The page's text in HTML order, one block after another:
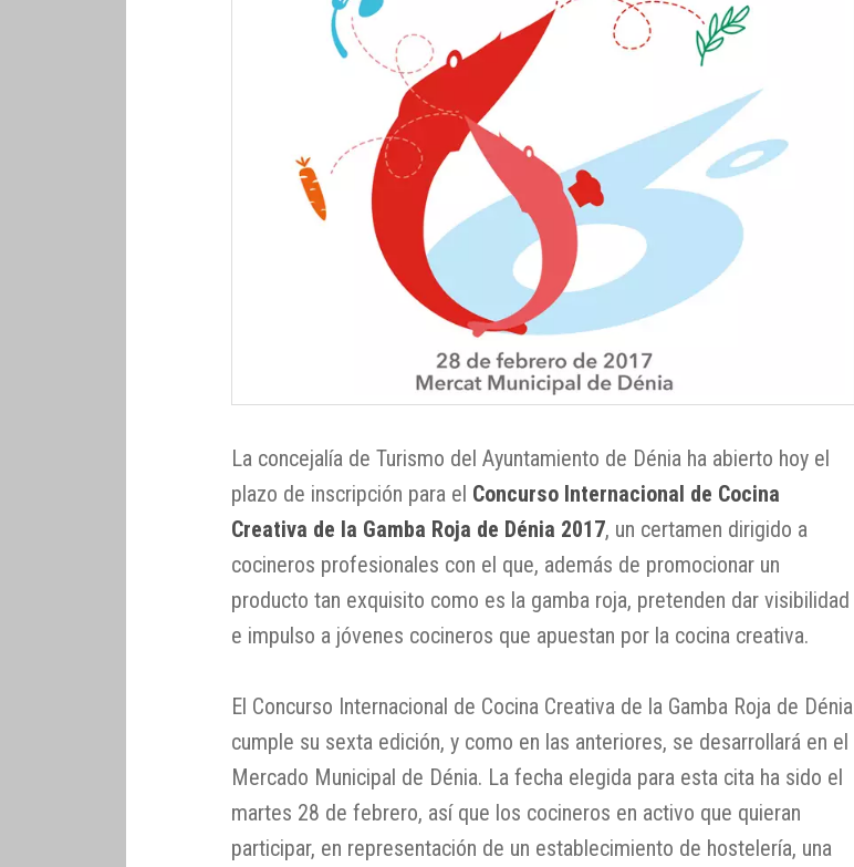
La concejalía de Turismo del Ayuntamiento de Dénia ha abierto hoy el
plazo de inscripción para el Concurso Internacional de Cocina
Creativa de la Gamba Roja de Dénia 2017, un certamen dirigido a
cocineros profesionales con el que, además de promocionar un
producto tan exquisito como es la gamba roja, pretenden dar visibilidad
e impulso a jóvenes cocineros que apuestan por la cocina creativa.
El Concurso Internacional de Cocina Creativa de la Gamba Roja de Dénia
cumple su sexta edición, y como en las anteriores, se desarrollará en el
Mercado Municipal de Dénia. La fecha elegida para esta cita ha sido el
martes 28 de febrero, así que los cocineros en activo que quieran
participar, en representación de un establecimiento de hostelería, una